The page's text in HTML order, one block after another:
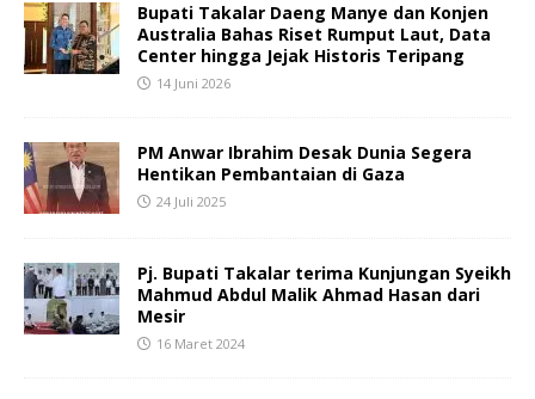
Bupati Takalar Daeng Manye dan Konjen
Australia Bahas Riset Rumput Laut, Data
Center hingga Jejak Historis Teripang
14 Juni 2026
PM Anwar Ibrahim Desak Dunia Segera
Hentikan Pembantaian di Gaza
24 Juli 2025
Pj. Bupati Takalar terima Kunjungan Syeikh
Mahmud Abdul Malik Ahmad Hasan dari
Mesir
16 Maret 2024